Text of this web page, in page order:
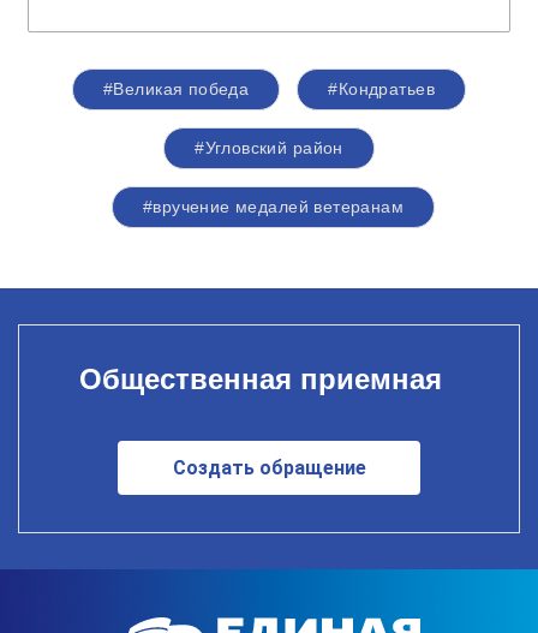
#Великая победа #Кондратьев
#Угловский район
#вручение медалей ветеранам
Общественная приемная
Создать обращение